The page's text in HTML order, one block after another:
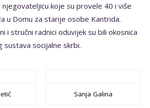
koje su provele 40 i više
u Domu za starije osobe Kantrida.
i stručni radnici oduvijek su bili okosnica
sustava socijalne skrbi.
Sanja Galina